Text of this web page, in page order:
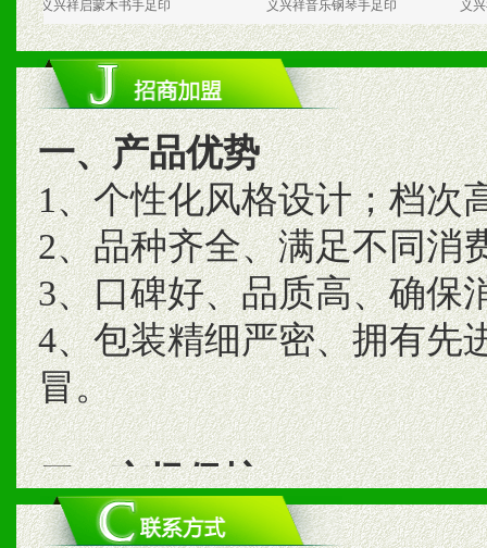
兴祥启蒙木书手足印 义兴祥音乐钢琴手足印 义兴祥音乐
一、产品优势
1、个性化风格设计；档次
2、品种齐全、满足不同消
3、口碑好、品质高、确保
4、包装精细严密、拥有先
冒。
二、市场保护
1、统一市场价格；建立全